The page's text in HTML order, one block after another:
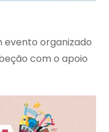
evento organizado
com o apoio